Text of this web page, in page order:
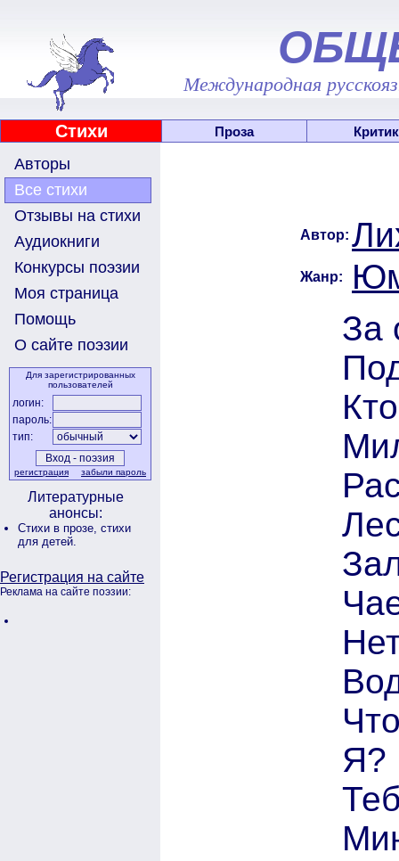
Международная
Стихи Проза
Авторы
Все стихи
Отзывы на стихи
Аудиокниги
Конкурсы поэзии
Моя страница
Помощь
О сайте поэзии
Для зарегистрированных
пользователей
логин:
пароль:
тип:
регистрация забыли пароль
Литературные
анонсы:
Стихи в прозе, стихи
для детей.
Регистрация на сайте
Реклама на сайте поэзии:
Автор:
Жанр:
За
Я?